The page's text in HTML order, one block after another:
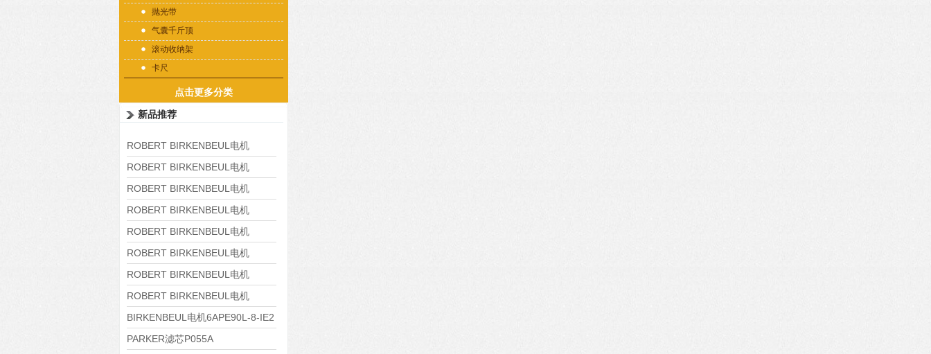
抛光带
气囊千斤顶
滚动收纳架
卡尺
点击更多分类
新品推荐
ROBERT BIRKENBEUL电机
8APE225M-4-IE3
ROBERT BIRKENBEUL电机
8APE180L-4 IE3
ROBERT BIRKENBEUL电机
8APE160M-6 IE3
ROBERT BIRKENBEUL电机
8APE160L-4-IE3
ROBERT BIRKENBEUL电机
8APE112M-6K-IE3
ROBERT BIRKENBEUL电机
8APE100L-2 IE3
ROBERT BIRKENBEUL电机
8APE90S-4 IE3
ROBERT BIRKENBEUL电机
8APE80M-2K-IE3
BIRKENBEUL电机6APE90L-8-IE2
PARKER滤芯P055A